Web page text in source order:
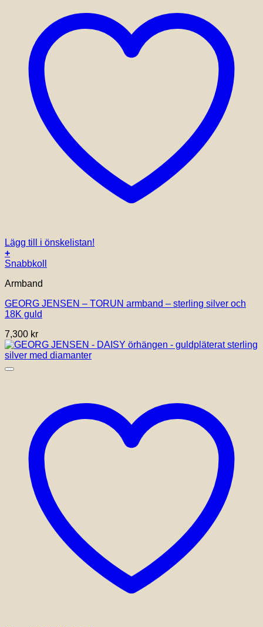
Lägg till i önskelistan!
+
Den
produkten
flera
varianter.
olika
alternativen
kan
väljas
Snabbkoll
Armband
GEORG JENSEN – TORUN armband – sterling silver och
18K guld
7,300 kr